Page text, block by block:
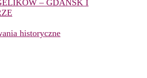
– GDAŃSK I
historyczne